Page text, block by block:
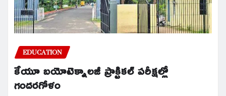
EDUCATION
కేయూ బయోటెక్నాలజీ ప్రాక్టికల్ పరీక్షల్లో
గందరగోళం